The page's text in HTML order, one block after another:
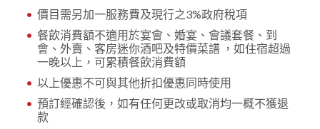
價目需另加一服務費及現行之3%政府稅項
餐飲消費額不適用於宴會、婚宴、會議套餐、到
會、外賣、客房迷你酒吧及特價菜譜 ，如住宿超過
一晚以上，可累積餐飲消費額
以上優惠不可與其他折扣優惠同時使用
預訂經確認後，如有任何更改或取消均一概不獲退
款